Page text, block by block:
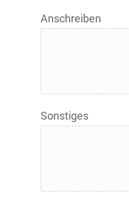
Anschreiben
Sonstiges